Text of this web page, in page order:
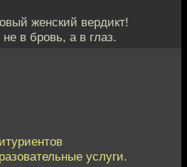
женский вердикт!
в бровь, а в глаз.
услуги.